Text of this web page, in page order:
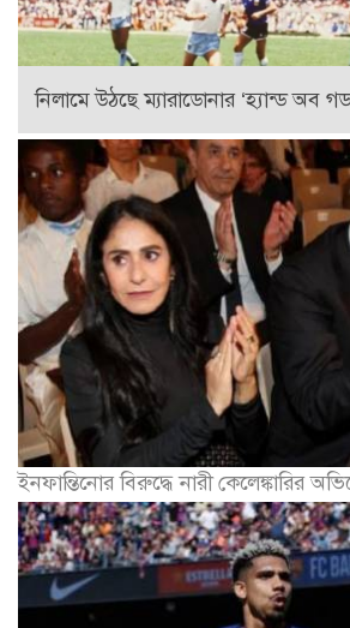
নিলামে উঠছে ম্যারাডোনার ‘হ্যান্ড অব
ইনফান্তিনোর বিরুদ্ধে নারী কেলেঙ্কারির